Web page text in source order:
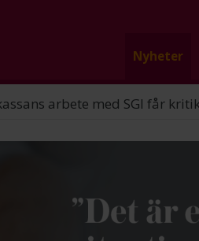
Nyheter
2026-06-25